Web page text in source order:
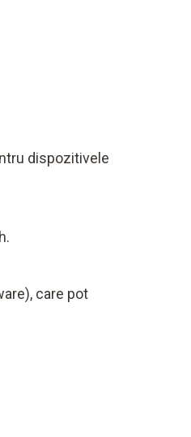
dispozitivele
care pot